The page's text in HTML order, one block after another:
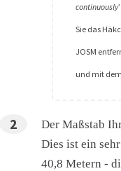
continuously
Sie das
JOSM
und mit
Der Maßstab
Dies ist ein
40,8 Metern -